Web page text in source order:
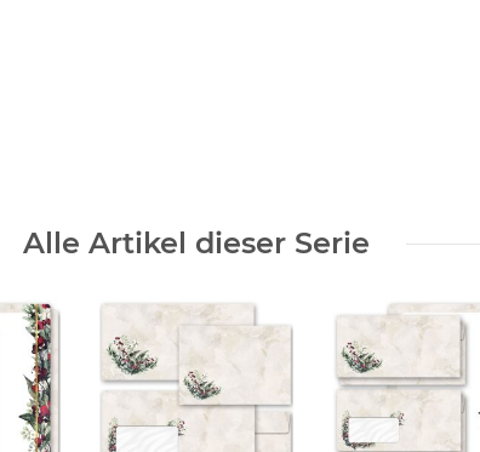
Alle Artikel dieser Serie